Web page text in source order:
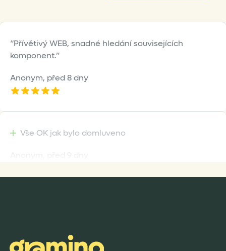
Přívětivý WEB, snadné hledání souvisejících
komponent.
Anonym, před 8 dny
Vše OK jak bylo domluveno
Anonym,před 10 dny